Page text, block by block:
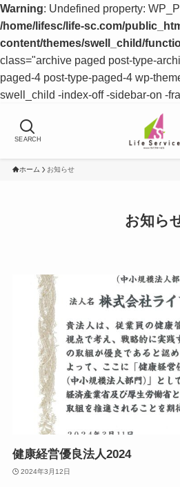
Warning: Undefined property:
/home/lifesc/life-sc.com/
content/themes/swell_child/
class="archive paged post-type-
paged-4 post-type-paged-4 wp-
swell_child -index-off -sidebar-on -
SEARCH
ホーム お知らせ
お知ら
健康経営優良法人2024
2024年3月12日